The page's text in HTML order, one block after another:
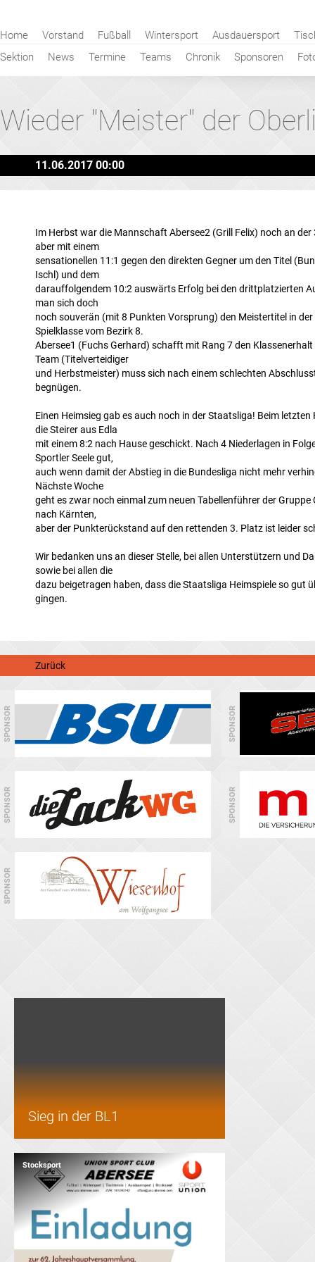
Navigation
Home Vorstand Fußball Wintersport Ausdauersport
Sektion
News Termine Teams Chronik Sponsoren
Wieder "Meister" der
11.06.2017 00:00
Im Herbst war die Mannschaft Abersee2 (Grill Felix) noch an der
aber mit einem
sensationellen 11:1 gegen den direkten Gegner um den Titel
Ischl) und dem
darauffolgendem 10:2 auswärts Erfolg bei den drittplatzierten
man sich doch
noch souverän (mit 8 Punkten Vorsprung) den Meistertitel in
Spielklasse vom Bezirk 8.
Abersee1 (Fuchs Gerhard) schafft mit Rang 7 den
Team (Titelverteidiger
und Herbstmeister) muss sich nach einem schlechten
begnügen.
Einen Heimsieg gab es auch noch in der Staatsliga! Beim letzten
die Steirer aus Edla
mit einem 8:2 nach Hause geschickt. Nach 4 Niederlagen in
Sportler Seele gut,
auch wenn damit der Abstieg in die Bundesliga nicht mehr
Nächste Woche
geht es zwar noch einmal zum neuen Tabellenführer der Gruppe
nach Kärnten,
aber der Punkterückstand auf den rettenden 3. Platz ist leider
Wir bedanken uns an dieser Stelle, bei allen Unterstützern und
sowie bei allen die
dazu beigetragen haben, dass die Staatsliga Heimspiele so gut
gingen.
Zurück
SPONSOR SPONSOR
SPONSOR SPONSOR
SPONSOR
Sieg in der BL1
Stocksport